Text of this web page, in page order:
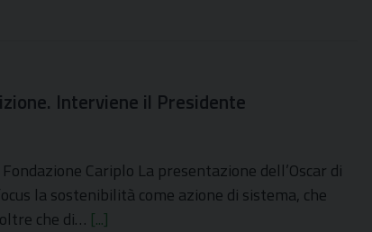
Interviene il Presidente
Cariplo La presentazione dell’Oscar di
la sostenibilità come azione di sistema, che
che di… [...]